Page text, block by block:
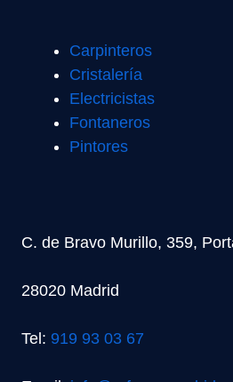
Carpinteros
Cristalería
Electricistas
Fontaneros
Pintores
C. de Bravo Murillo, 359,
28020 Madrid
Tel: 919 93 03 67